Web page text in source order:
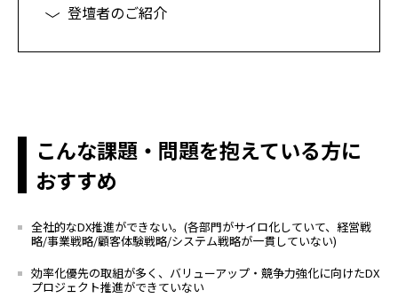
登壇者のご紹介
こんな課題・問題を抱えている方に
おすすめ
全社的なDX推進ができない。(各部門がサイロ化していて、経営戦
略/事業戦略/顧客体験戦略/システム戦略が一貫していない)
効率化優先の取組が多く、バリューアップ・競争力強化に向けたDX
プロジェクト推進ができていない